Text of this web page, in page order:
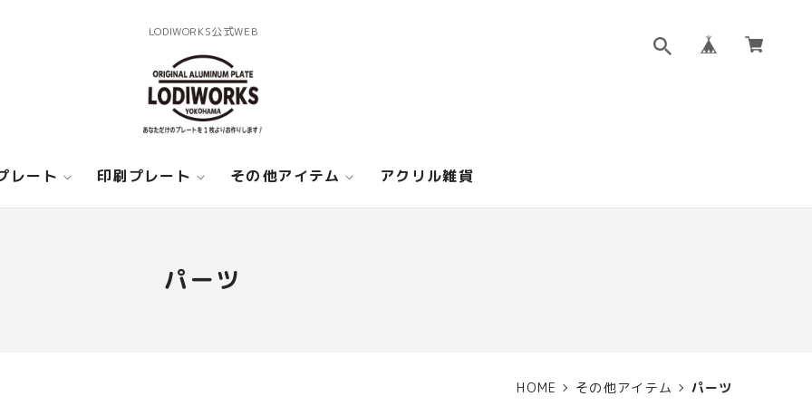
LODIWORKS公式WEB
レート 印刷プレート その他アイテム アクリル雑貨
パーツ
HOME その他アイテム パーツ